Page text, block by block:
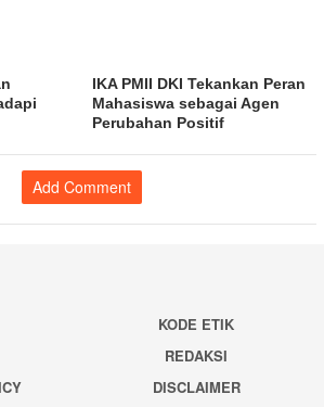
IKA PMII DKI Tekankan Peran
Mahasiswa sebagai Agen
Perubahan Positif
Add Comment
KODE ETIK
REDAKSI
DISCLAIMER